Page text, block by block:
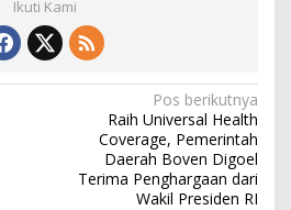
Ikuti Kami
Pos berikutnya
Raih Universal Health
Coverage, Pemerintah
Daerah Boven Digoel
Terima Penghargaan dari
Wakil Presiden RI